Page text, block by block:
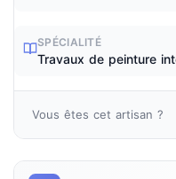
SPÉCIALITÉ
Travaux de peinture
Vous êtes cet artisan ?